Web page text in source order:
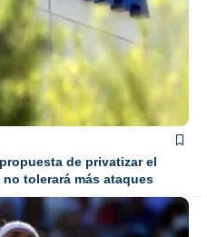
de privatizar el
tolerará más ataques